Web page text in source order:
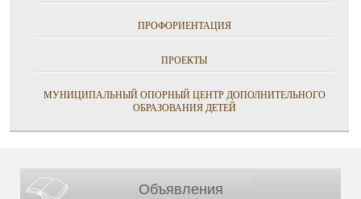
ПРОФОРИЕНТАЦИЯ
ПРОЕКТЫ
МУНИЦИПАЛЬНЫЙ ОПОРНЫЙ ЦЕНТР ДОПОЛНИТЕЛЬНОГО
ОБРАЗОВАНИЯ ДЕТЕЙ
Объявления